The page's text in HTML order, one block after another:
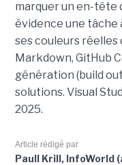
marquer un en-tête
évidence une tâche
ses couleurs réelles
Markdown, GitHub
génération (build
solutions. Visual
2025.
Article rédigé par
Paull Krill, InfoWorld